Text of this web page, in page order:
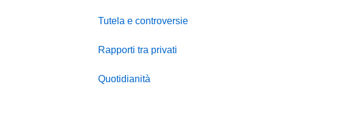
Tutela e controversie
Rapporti tra privati
Quotidianità